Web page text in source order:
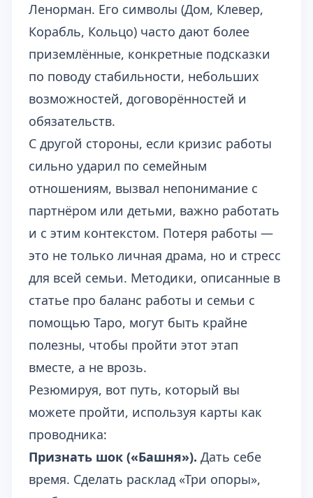
Ленорман. Его символы (Дом, Клевер,
Корабль, Кольцо) часто дают более
приземлённые, конкретные подсказки
по поводу стабильности, небольших
возможностей, договорённостей и
обязательств.
С другой стороны, если кризис работы
сильно ударил по семейным
отношениям, вызвал непонимание с
партнёром или детьми, важно работать
и с этим контекстом. Потеря работы —
это не только личная драма, но и стресс
для всей семьи. Методики, описанные в
статье про баланс работы и семьи с
помощью Таро, могут быть крайне
полезны, чтобы пройти этот этап
вместе, а не врозь.
Резюмируя, вот путь, который вы
можете пройти, используя карты как
проводника:
Признать шок («Башня»). Дать себе
время. Сделать расклад «Три опоры»,